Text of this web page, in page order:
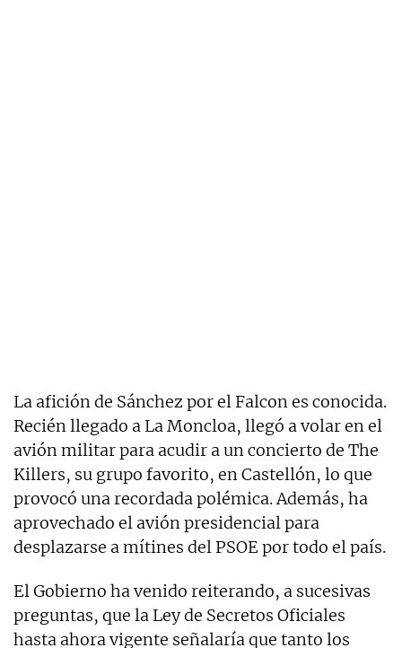
La afición de Sánchez por el Falcon es conocida.
Recién llegado a La Moncloa, llegó a volar en el
avión militar para acudir a un concierto de The
Killers, su grupo favorito, en Castellón, lo que
provocó una recordada polémica. Además, ha
aprovechado el avión presidencial para
desplazarse a mítines del PSOE por todo el país.
El Gobierno ha venido reiterando, a sucesivas
preguntas, que la Ley de Secretos Oficiales
hasta ahora vigente señalaría que tanto los